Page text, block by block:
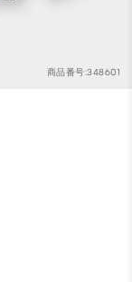
商品番号:348601